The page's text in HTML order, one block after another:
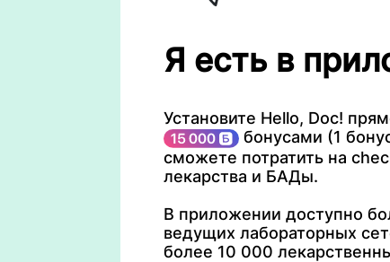
Я есть в
Установите Hello, Doc!
бонусами (1
сможете потратить на
лекарства и БАДы.
В приложении доступно
ведущих лабораторных
более 10 000